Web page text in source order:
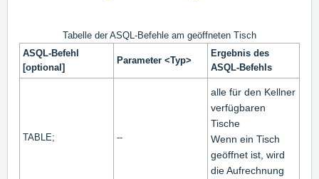
Tabelle der ASQL-Befehle am geöffneten Tisch
ASQL-Befehl
[optional]
Parameter <Typ>
Ergebnis des
ASQL-Befehls
TABLE; --
alle für den Kellner
verfügbaren
Tische
Wenn ein Tisch
geöffnet ist, wird
die Aufrechnung